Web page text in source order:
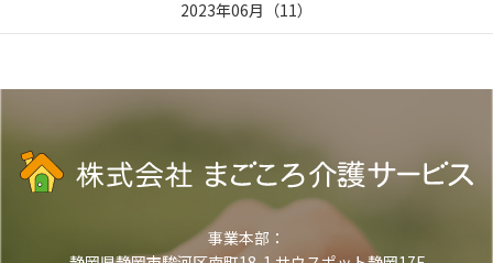
2023年06月 （11）
事業本部：